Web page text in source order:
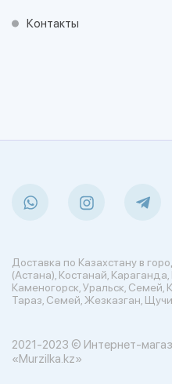
Контакты
Доставка по Казахстану в
(Астана), Костанай,
Каменогорск, Уральск, Семей,
Тараз, Семей, Жезказган,
2021-2023 © Интернет-
«Murzilka.kz»